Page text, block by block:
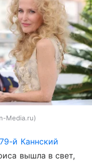
Media.ru
79-й Каннский
вышла в свет,